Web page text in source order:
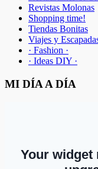
Revistas Molonas
Shopping time!
Tiendas Bonitas
Viajes y
· Fashion ·
· Ideas DIY ·
MI DÍA A DÍA